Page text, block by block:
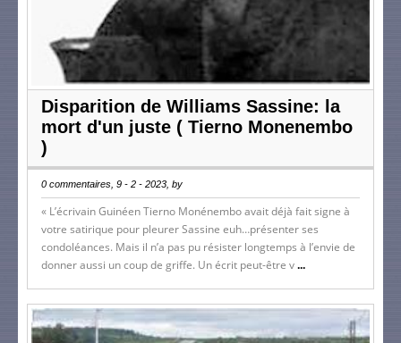
Disparition de Williams Sassine: la
mort d'un juste ( Tierno Monenembo
)
0 commentaires, 9 - 2 - 2023, by
« L’écrivain Guinéen Tierno Monénembo avait déjà fait signe à
votre satirique pour pleurer Sassine euh…présenter ses
condoléances. Mais il n’a pas pu résister longtemps à l’envie de
donner aussi un coup de griffe. Un écrit peut-être v...